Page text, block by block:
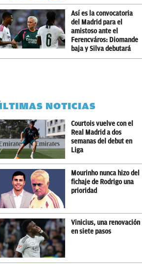
Así es la convocatoria
del Madrid para el
amistoso ante el
Ferencváros: Diomande
baja y Silva debutará
NOTICIAS
Courtois vuelve con el
Real Madrid a dos
semanas del debut en
Liga
Mourinho nunca hizo del
fichaje de Rodrigo una
prioridad
Vinicius, una renovación
en siete pasos